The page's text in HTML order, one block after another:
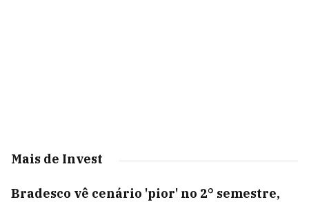
Mais de Invest
Bradesco vê cenário 'pior' no 2° semestre,